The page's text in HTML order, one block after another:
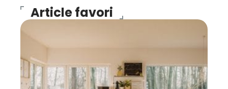
Article favori